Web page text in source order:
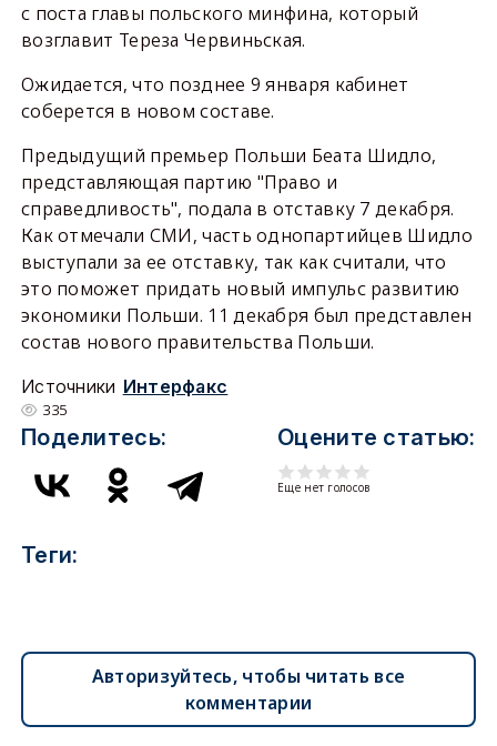
с поста главы польского минфина, который
возглавит Тереза Червиньская.
Ожидается, что позднее 9 января кабинет
соберется в новом составе.
Предыдущий премьер Польши Беата Шидло,
представляющая партию "Право и
справедливость", подала в отставку 7 декабря.
Как отмечали СМИ, часть однопартийцев Шидло
выступали за ее отставку, так как считали, что
это поможет придать новый импульс развитию
экономики Польши. 11 декабря был представлен
состав нового правительства Польши.
Источники Интерфакс
335
Поделитесь: Оцените статью:
Еще нет голосов
Теги:
Авторизуйтесь, чтобы читать все
комментарии